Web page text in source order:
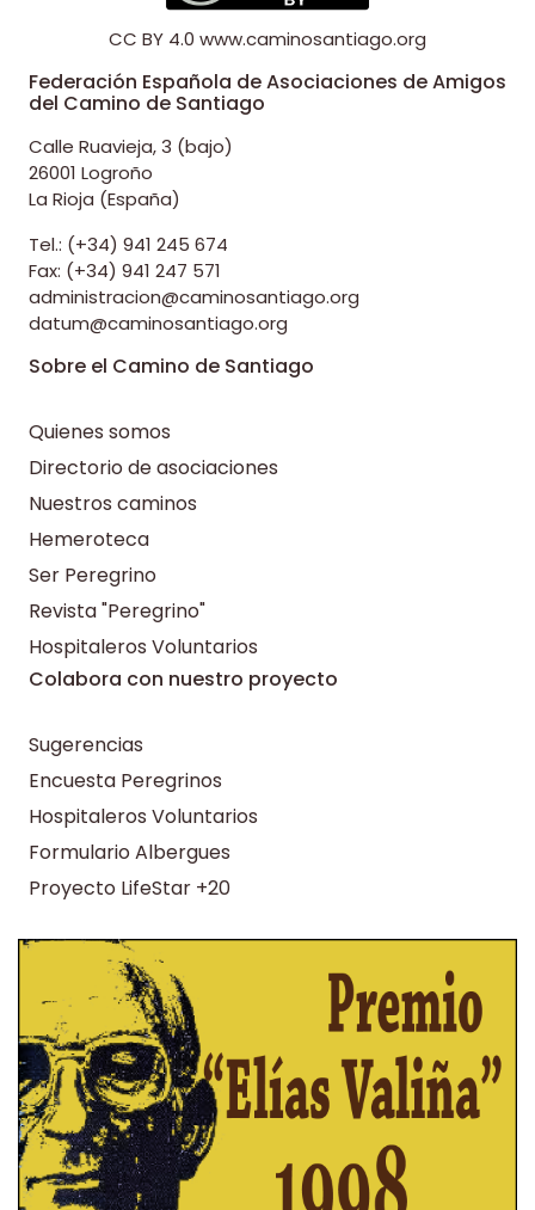
CC BY 4.0 www.caminosantiago.org
Federación Española de Asociaciones de Amigos
del Camino de Santiago
Calle Ruavieja, 3 (bajo)
26001 Logroño
La Rioja (España)
Tel.: (+34) 941 245 674
Fax: (+34) 941 247 571
administracion@caminosantiago.org
datum@caminosantiago.org
Sobre el Camino de Santiago
Quienes somos
Directorio de asociaciones
Nuestros caminos
Hemeroteca
Ser Peregrino
Revista "Peregrino"
Hospitaleros Voluntarios
Colabora con nuestro proyecto
Sugerencias
Encuesta Peregrinos
Hospitaleros Voluntarios
Formulario Albergues
Proyecto LifeStar +20